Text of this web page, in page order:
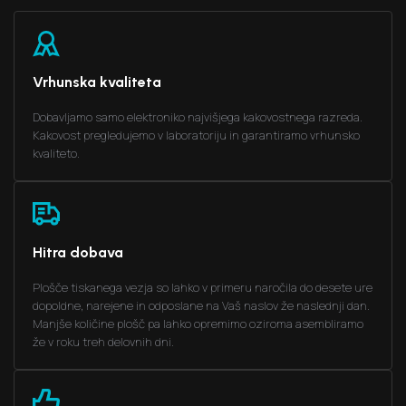
2
1
0
3
2
1
5
4
3
1
0
1
0
1
0
Vrhunska kvaliteta
Dobavljamo samo elektroniko najvišjega kakovostnega razreda.
Kakovost pregledujemo v laboratoriju in garantiramo vrhunsko
kvaliteto.
Hitra dobava
Plošče tiskanega vezja so lahko v primeru naročila do desete ure
dopoldne, narejene in odposlane na Vaš naslov že naslednji dan.
Manjše količine plošč pa lahko opremimo oziroma asembliramo
že v roku treh delovnih dni.